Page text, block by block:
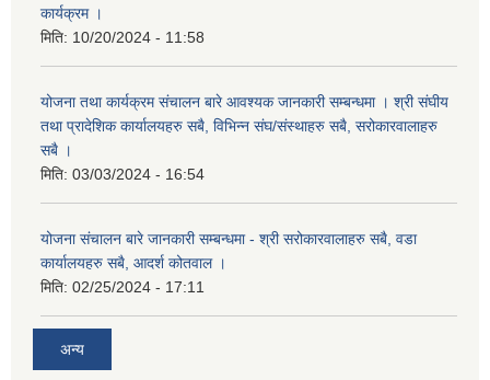
कार्यक्रम ।
मिति: 10/20/2024 - 11:58
योजना तथा कार्यक्रम संचालन बारे आवश्यक जानकारी सम्बन्धमा । श्री संघीय
तथा प्रादेशिक कार्यालयहरु सबै, विभिन्‍न संघ/संस्थाहरु सबै, सरोकारवालाहरु
सबै ।
मिति: 03/03/2024 - 16:54
योजना संचालन बारे जानकारी सम्बन्धमा - श्री सरोकारवालाहरु सबै, वडा
कार्यालयहरु सबै, आदर्श कोतवाल ।
मिति: 02/25/2024 - 17:11
अन्य